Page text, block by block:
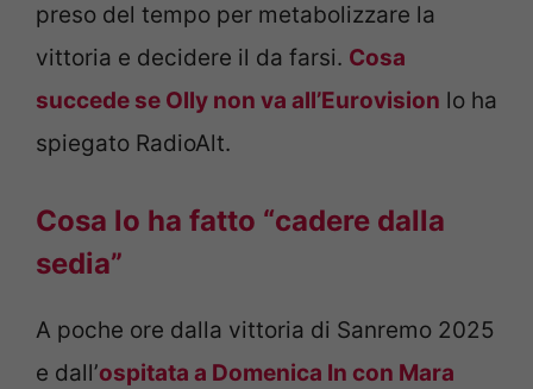
preso del tempo per metabolizzare la
vittoria e decidere il da farsi. Cosa
succede se Olly non va all’Eurovision lo ha
spiegato RadioAlt.
Cosa lo ha fatto “cadere dalla
sedia”
A poche ore dalla vittoria di Sanremo 2025
e dall’ospitata a Domenica In con Mara